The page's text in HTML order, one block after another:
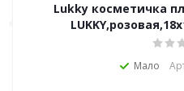
Lukky косметичка
Мало